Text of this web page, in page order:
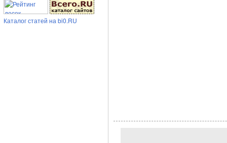
Каталог статей на bi0.RU